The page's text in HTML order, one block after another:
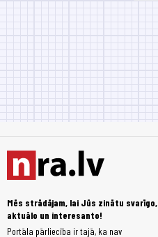
Mēs strādājam, lai Jūs zinātu svarīgo,
aktuālo un interesanto!
Portāla pārliecība ir tajā, ka nav